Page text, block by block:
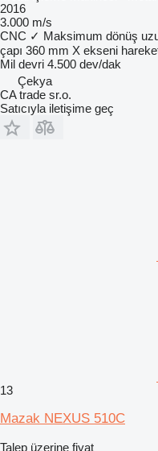
2016
3.000 m/s
CNC ✓ Maksimum dönüş
çapı 360 mm X ekseni
Mil devri 4.500 dev/dak
Çekya
CA trade sr.o.
Satıcıyla iletişime geç
13
Mazak NEXUS 510C
Talep üzerine fiyat